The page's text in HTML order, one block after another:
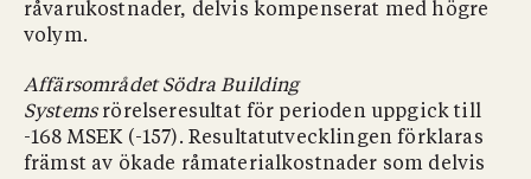
råvarukostnader, delvis kompenserat med högre
volym.
Affärsområdet Södra Building
Systemsrörelseresultat för perioden uppgick till
-168 MSEK (-157). Resultatutvecklingen förklaras
främst av ökade råmaterialkostnader som delvis